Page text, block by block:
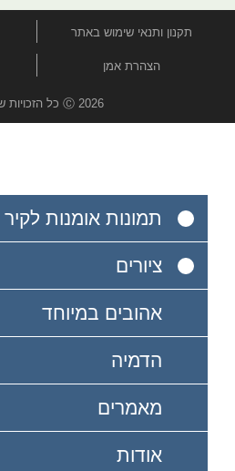
תקנון ותנאי שימוש באתר
הצהרת אמן
Ⓒ 2026 כל הזכויות שמורות | Gordon Art - גורדון ארט
תמונות אומנות לקיר
ציורים
אהובים במיוחד
הדמיה
מאמרים
אודות